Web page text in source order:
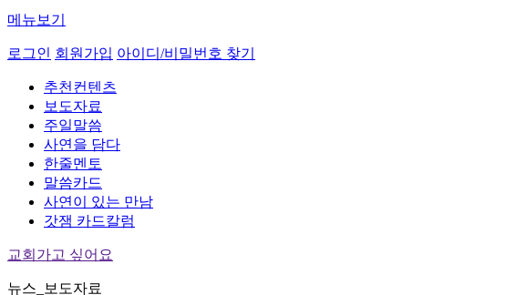
메뉴보기
로그인 회원가입 아이디/비밀번호 찾기
추천컨텐츠
보도자료
주일말씀
사연을 담다
한줄멘토
말씀카드
사연이 있는 만남
갓잼 카드칼럼
교회가고 싶어요
뉴스_보도자료